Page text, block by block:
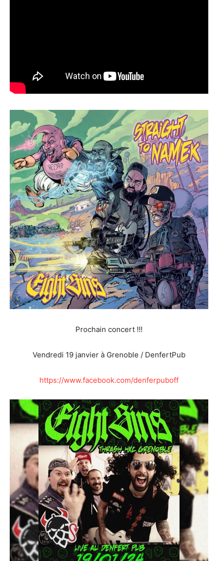
Prochain concert !!!
Vendredi 19 janvier à Grenoble / DenfertPub
https://www.facebook.com/denferpuboff